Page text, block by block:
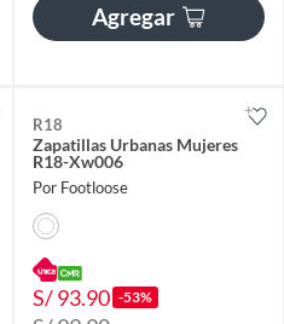
Agregar
R18
Zapatillas Urbanas Mujeres
R18-Xw006
Por Footloose
S/ 93.90 -53%